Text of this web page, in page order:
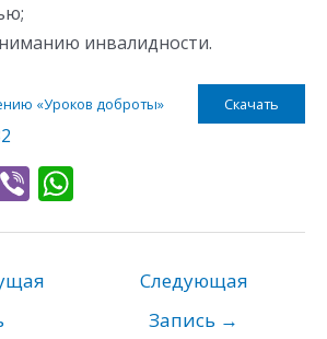
инвалидности.
«Уроков доброты» Скачать
Vi
Следующая
Запись →